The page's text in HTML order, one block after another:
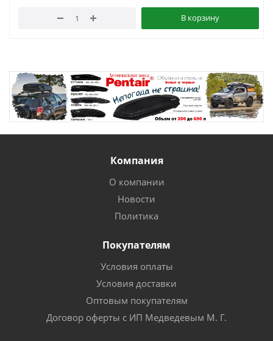
В корзину
Компания
О компании
Новости
Политика
Покупателям
Условия оплаты
Условия доставки
Оптовым покупателям
Договор оферты с ИП Медведевым М. Г.